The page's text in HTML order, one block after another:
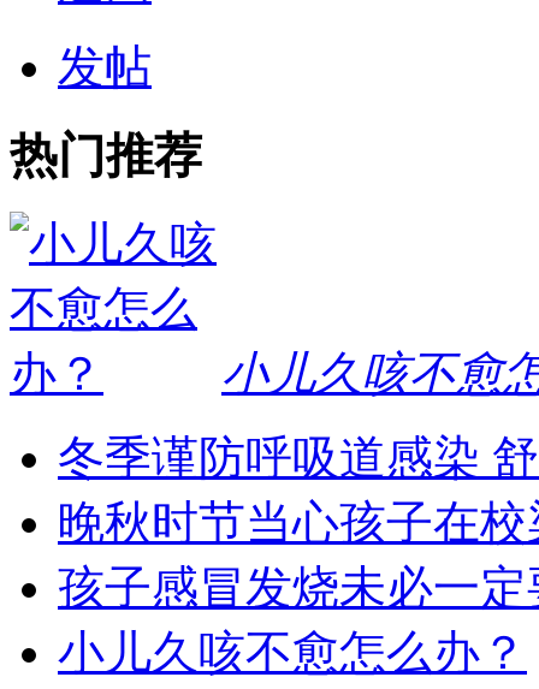
发帖
热门推荐
小儿久咳不愈
冬季谨防呼吸道感染
晚秋时节当心孩子在
孩子感冒发烧未必一
小儿久咳不愈怎么办？